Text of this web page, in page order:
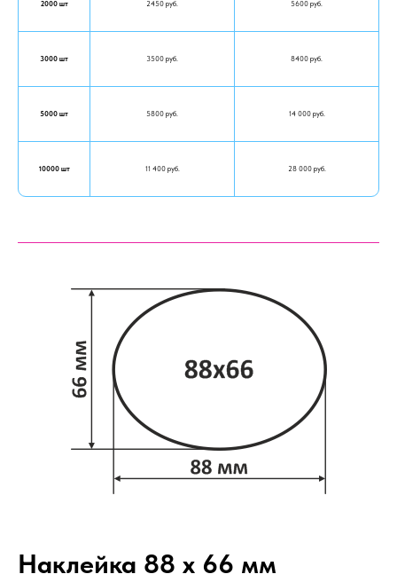
2000 шт 2450 руб. 5600 руб.
3000 шт 3500 руб. 8400 руб.
5000 шт 5800 руб. 14 000 руб.
10000 шт 11 400 руб. 28 000 руб.
Наклейка 88 х 66 мм